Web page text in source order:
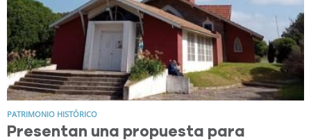
PATRIMONIO HISTÓRICO
Presentan una propuesta para